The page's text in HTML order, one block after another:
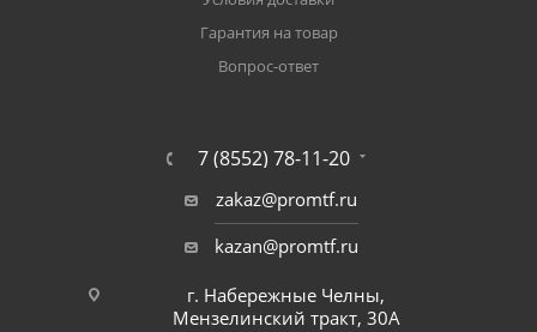
Гарантия на товар
Вопрос-ответ
7 (8552) 78-11-20
zakaz@promtf.ru
kazan@promtf.ru
г. Набережные Челны,
Мензелинский тракт, 30А